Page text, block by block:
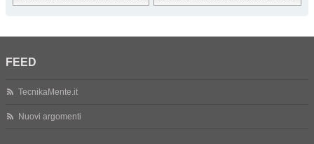
FEED
TecnikaMente.it
Nuovi argomenti